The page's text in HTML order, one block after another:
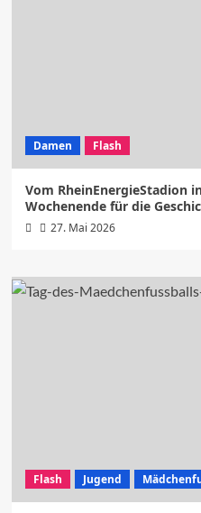
Damen Flash
Vom RheinEnergieStadion
Wochenende für die
27. Mai 2026
Flash Jugend